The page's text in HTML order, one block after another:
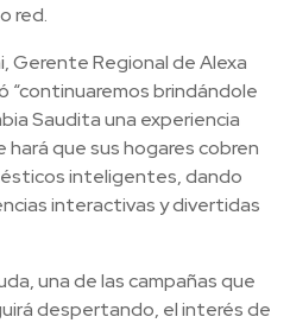
red.
Gerente Regional de Alexa
“continuaremos brindándole
Saudita una experiencia
que sus hogares cobren
inteligentes, dando
interactivas y divertidas
una de las campañas que
despertando, el interés de